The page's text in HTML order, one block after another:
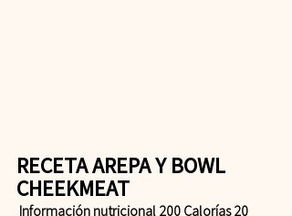
RECETA AREPA Y BOWL
CHEEKMEAT